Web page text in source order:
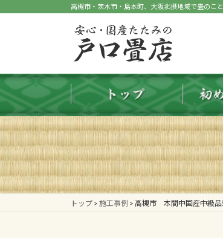
へ
ス
ッ
プ
ョ
ン
移
動
高槻市・茨木市・島本町、大阪北摂地域で畳のこ
トップ > 施工事例 > 高槻市 本間中国産中級